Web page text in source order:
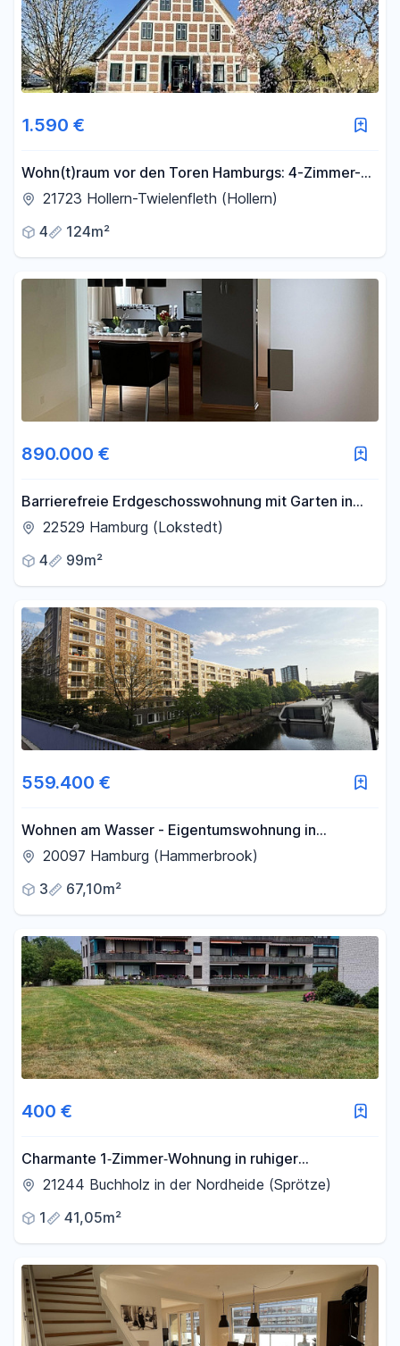
1.590 €
Wohn(t)raum vor den Toren Hamburgs: 4-Zimmer-
Wohnung mit eigener Terrasse
21723 Hollern-Twielenfleth (Hollern)
4
124m²
890.000 €
Barrierefreie Erdgeschosswohnung mit Garten in
Hamburg-Lokstedt
22529 Hamburg (Lokstedt)
4
99m²
559.400 €
Wohnen am Wasser - Eigentumswohnung in
begehrter Lage
20097 Hamburg (Hammerbrook)
3
67,10m²
400 €
Charmante 1‑Zimmer‑Wohnung in ruhiger
Wohnanlage mit Tiefgarage
21244 Buchholz in der Nordheide (Sprötze)
1
41,05m²